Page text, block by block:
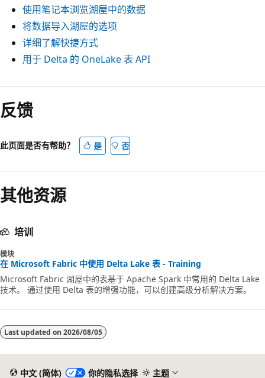
使用笔记本浏览湖屋中的数据
将数据导入湖屋的选项
详细了解快捷方式
用于 Delta 的 OneLake 表 API
反馈
此页面是否有帮助？ 是 否
其他资源
培训
模块
在 Microsoft Fabric 中使用 Delta Lake 表 - Training
Microsoft Fabric 湖屋中的表基于 Apache Spark 中常用的 Delta Lake
技术。 通过使用 Delta 表的增强功能，可以创建高级分析解决方案。
Last updated on 2026/08/05
中文 (简体) 你的隐私选择 主题